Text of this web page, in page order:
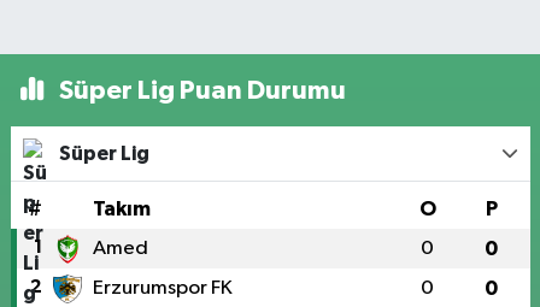
Süper Lig Puan Durumu
Süper Lig
# Takım O P
1 Amed 0 0
2 Erzurumspor FK 0 0